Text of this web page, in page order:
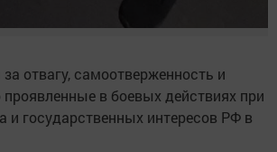
отвагу, самоотверженность и
в боевых действиях при
и государственных интересов РФ в